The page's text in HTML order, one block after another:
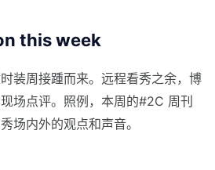
this week
装周接踵而来。远程看秀之余，博
场点评。照例，本周的#2C 周刊
场内外的观点和声音。